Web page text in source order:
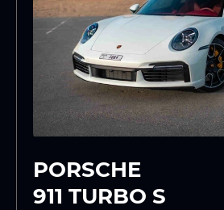
PORSCHE
911 TURBO S